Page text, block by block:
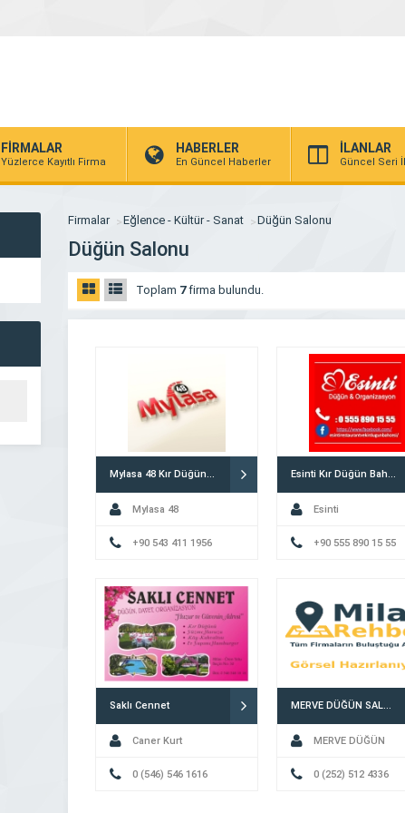
FİRMALAR
Yüzlerce Kayıtlı Firma
HABERLER
En Güncel Haberler
İLANLAR
Güncel Seri
Firmalar Eğlence - Kültür - Sanat Düğün Salonu
Düğün Salonu
Toplam 7firma bulundu.
Mylasa 48 Kır Düğün Bahçesi
Mylasa 48
+90 543 411 1956
Esinti Kır Düğün Bahçesi
Esinti
+90 555 890 15 55
Saklı Cennet
Caner Kurt
0 (546) 546 1616
MERVE DÜĞÜN SALONU
MERVE DÜĞÜN
SALONU0 (252) 512 4336